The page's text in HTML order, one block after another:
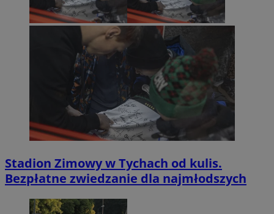
Stadion Zimowy w Tychach od kulis.
Bezpłatne zwiedzanie dla najmłodszych